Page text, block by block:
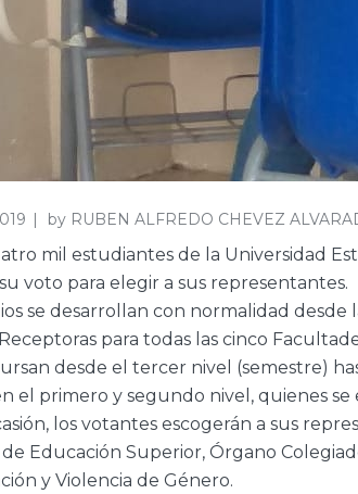
by RUBEN ALFREDO CHEVEZ
mil estudiantes de la Universidad
voto para elegir a sus representantes.
se desarrollan con normalidad
para todas las cinco
desde el tercer nivel (semestre)
el primero y segundo nivel, quienes
los votantes escogerán a sus
Educación Superior, Órgano
y Violencia de Género.